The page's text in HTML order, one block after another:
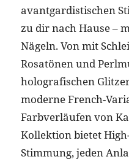
avantgardistischen
zu dir nach Hause –
Nägeln. Von mit
Rosatönen und
holografischen
moderne French-
Farbverläufen von
Kollektion bietet
Stimmung, jeden